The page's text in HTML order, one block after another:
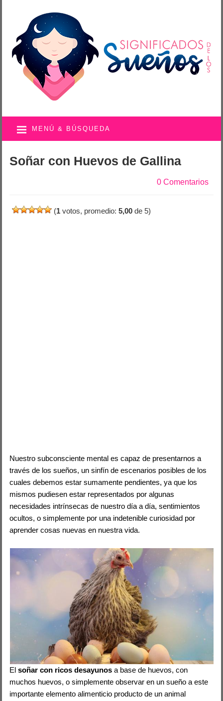
MENÚ & BÚSQUEDA
Soñar con Huevos de Gallina
0 Comentarios
(1 votos, promedio:5,00 de 5)
Nuestro subconsciente mental es capaz de presentarnos a
través de los sueños, un sinfín de escenarios posibles de los
cuales debemos estar sumamente pendientes, ya que los
mismos pudiesen estar representados por algunas
necesidades intrínsecas de nuestro día a día, sentimientos
ocultos, o simplemente por una indetenible curiosidad por
aprender cosas nuevas en nuestra vida.
Elsoñar con ricos desayunos a base de huevos, con
muchos huevos, o simplemente observar en un sueño a este
importante elemento alimenticio producto de un animal